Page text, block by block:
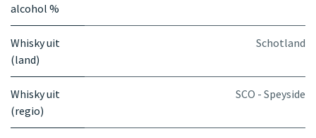
alcohol %
Whisky uit
(land)
Schotland
Whisky uit
(regio)
SCO - Speyside